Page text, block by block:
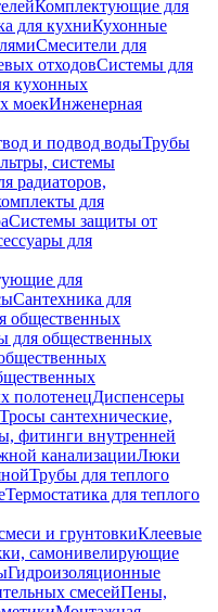
Комплектующие для
для кухниКухонные
Смесители для
отходовСистемы для
кухонных
моекИнженерная
и подвод водыТрубы
системы
радиаторов,
для
Системы защиты от
для
для
Сантехника для
общественных
для общественных
полотенецДиспенсеры
Тросы сантехнические,
фитинги внутренней
канализацииЛюки
Трубы для теплого
Термостатика для теплого
и грунтовкиКлеевые
самонивелирующие
Гидроизоляционные
смесейПены,